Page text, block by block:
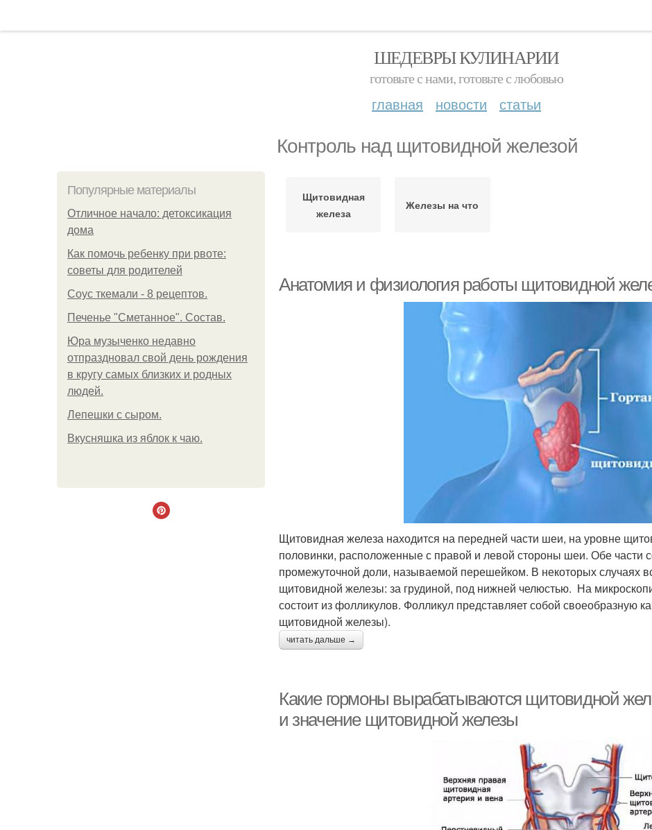
ШЕДЕВРЫ КУЛИНАРИИ
готовьте с нами, готовьте с любовью
главная новости статьи
Контроль над щитовидной железой
Популярные материалы
Отличное начало: детоксикация
дома
Как помочь ребенку при рвоте:
советы для родителей
Соус ткемали - 8 рецептов.
Печенье "Сметанное". Состав.
Юра музыченко недавно
отпраздновал свой день рождения
в кругу самых близких и родных
людей.
Лепешки с сыром.
Вкусняшка из яблок к чаю.
Щитовидная
железа
Железы на что
Анатомия и физиология работы щитовидной
Щитовидная железа находится на передней части шеи, на уровне
половинки, расположенные с правой и левой стороны шеи. Обе части
промежуточной доли, называемой перешейком. В некоторых случаях
щитовидной железы: за грудиной, под нижней челюстью. На
состоит из фолликулов. Фолликул представляет собой своеобразную
щитовидной железы).
читать дальше →
Какие гормоны вырабатываются щитовидной
и значение щитовидной железы